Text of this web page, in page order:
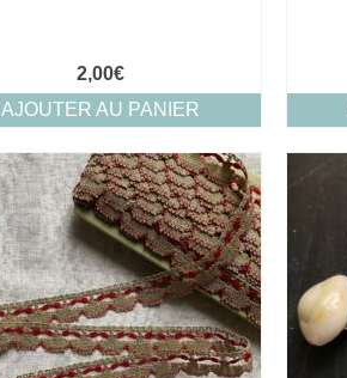
2,00€
AJOUTER AU PANIER